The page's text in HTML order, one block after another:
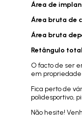
Área de
Área bruta de
Área bruta
Retângulo
O facto de ser
em
Fica perto de
polidesportivo,
Não hesite!